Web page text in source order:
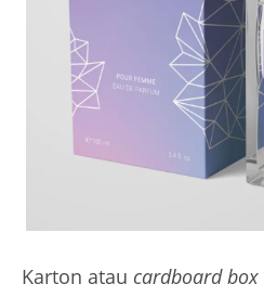
Karton atau cardboard box